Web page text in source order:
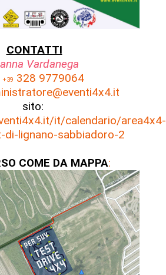
CONTATTI
Vardanega
+39 328 9779064
sito:
it/calendario/area4x4-
di-lignano-sabbiadoro-2
COME DA MAPPA: